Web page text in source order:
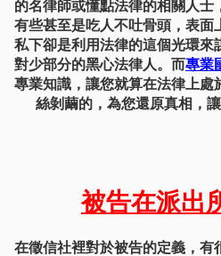
的名律師或懂點法律的相關人士
有些甚至是吃人不吐骨頭，表面
私下卻是利用法律的這個光環來
對少部分的黑心法律人。而專業
專業知識，讓您就算在法律上處
絲剝繭的，為您還原真相，
被告在派出
在徵信社裡對於被告的定義，有